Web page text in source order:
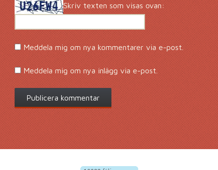
Skriv texten som visas ovan:
Meddela mig om nya kommentarer via e-post.
Meddela mig om nya inlägg via e-post.